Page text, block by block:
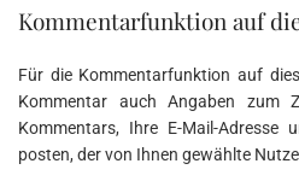
Kommentarfunktion auf
Für die Kommentarfunktion auf
Kommentar auch Angaben zum
Kommentars, Ihre E-Mail-
posten, der von Ihnen gewählte